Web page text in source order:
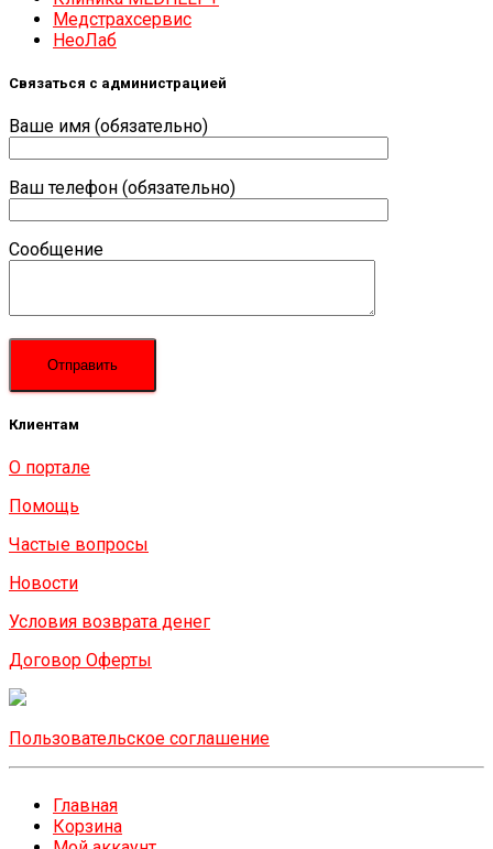
Медстрахсервис
НеоЛаб
Связаться с администрацией
Ваше имя (обязательно)
Ваш телефон (обязательно)
Сообщение
Клиентам
О портале
Помощь
Частые вопросы
Новости
Условия возврата денег
Договор Оферты
Пользовательское соглашение
Главная
Корзина